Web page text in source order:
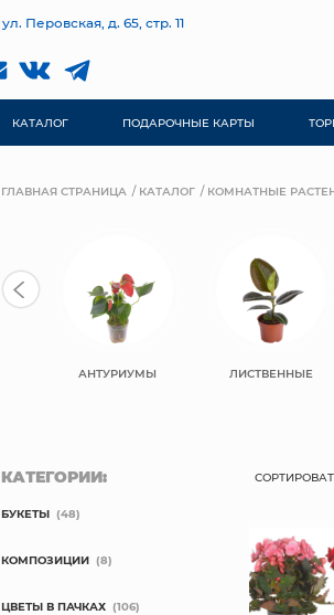
ул. Перовская, д. 65, стр. 11
КАТАЛОГ ПОДАРОЧНЫЕ КАРТЫ
ГЛАВНАЯ СТРАНИЦА КАТАЛОГ КОМНАТНЫЕ
АНТУРИУМЫ ЛИСТВЕННЫЕ
КАТЕГОРИИ:
БУКЕТЫ (48)
КОМПОЗИЦИИ (8)
ЦВЕТЫ В ПАЧКАХ (106)